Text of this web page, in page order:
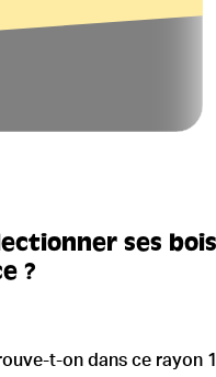
ses
?
t-on dans ce rayon